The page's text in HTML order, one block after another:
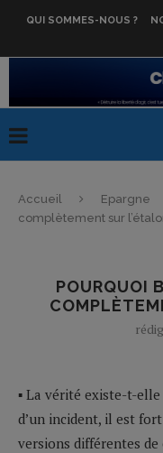
QUI SOMMES-NOUS ?
Accueil Epargne
complètement sur
POURQUOI
▪ La vérité existe-t-
d’un incident, il est
versions différentes